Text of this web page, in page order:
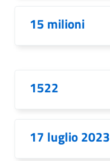
15 milioni
1522
17 luglio 2023